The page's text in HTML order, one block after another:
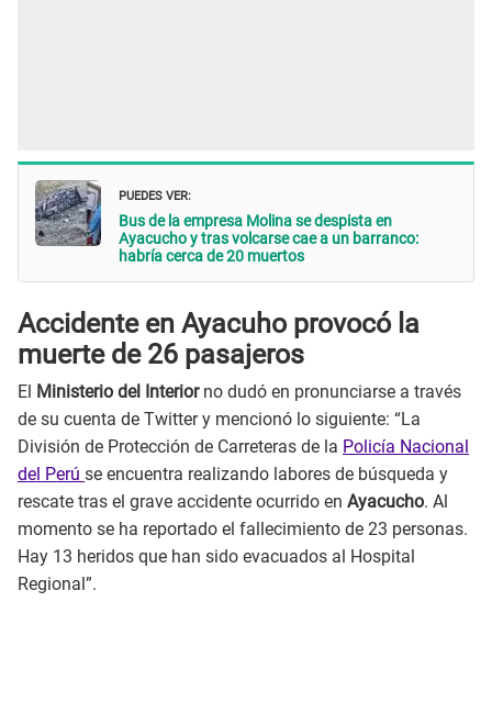
PUEDES VER:
Bus de la empresa Molina se despista en
Ayacucho y tras volcarse cae a un barranco:
habría cerca de 20 muertos
Accidente en Ayacuho provocó la
muerte de 26 pasajeros
El Ministerio del Interior no dudó en pronunciarse a través
de su cuenta de Twitter y mencionó lo siguiente: “La
División de Protección de Carreteras de la Policía Nacional
del Perú se encuentra realizando labores de búsqueda y
rescate tras el grave accidente ocurrido en Ayacucho. Al
momento se ha reportado el fallecimiento de 23 personas.
Hay 13 heridos que han sido evacuados al Hospital
Regional”.